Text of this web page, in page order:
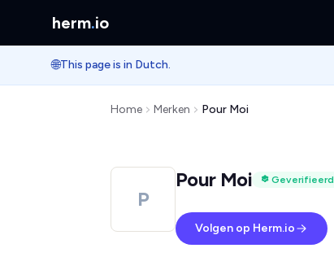
herm.io
🌐This page is in Dutch.
Home Merken Pour Moi
P
Pour Moi Geverifieerd
Volgen op Herm.io